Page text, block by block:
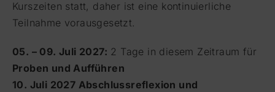
Kurszeiten statt, daher ist eine kontinuierliche
Teilnahme vorausgesetzt.
05. – 09. Juli 2027: 2 Tage in diesem Zeitraum für
Proben und Aufführen
10. Juli 2027 Abschlussreflexion und